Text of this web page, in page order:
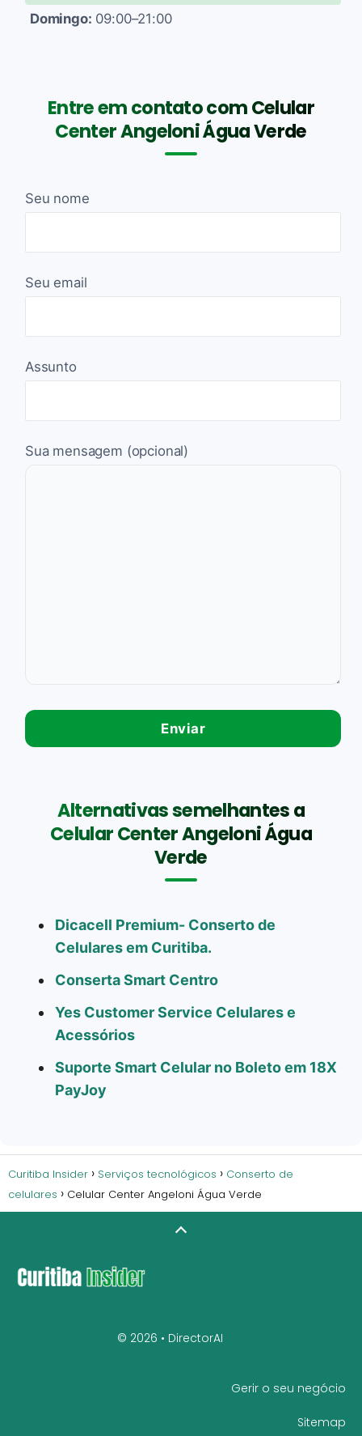
Domingo: 09:00–21:00
Entre em contato com Celular
Center Angeloni Água Verde
Seu nome
Seu email
Assunto
Sua mensagem (opcional)
Alternativas semelhantes a
Celular Center Angeloni Água
Verde
Dicacell Premium- Conserto de
Celulares em Curitiba.
Conserta Smart Centro
Yes Customer Service Celulares e
Acessórios
Suporte Smart Celular no Boleto em 18X
PayJoy
Curitiba Insider Serviços tecnológicos
Conserto de
celulares
Celular Center Angeloni Água Verde
© 2026 • DirectorAI
Gerir o seu negócio
Sitemap